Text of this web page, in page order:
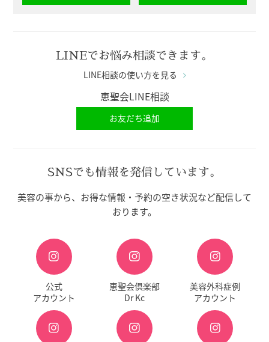
LINEでお悩み相談できます。
LINE相談の使い方を見る
恵聖会LINE相談
お友だち追加
SNSでも情報を発信しています。
美容の事から、お得な情報・予約の空き状況など配信して
おります。
公式
アカウント
恵聖会倶楽部
Dr Kc
美容外科症例
アカウント